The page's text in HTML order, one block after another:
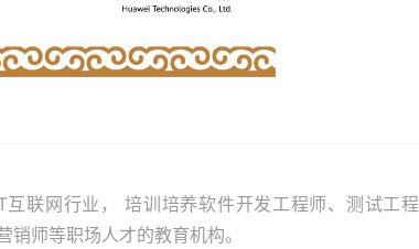
联网行业， 培训培养软件开发工程师、测试工程
师等职场人才的教育机构。